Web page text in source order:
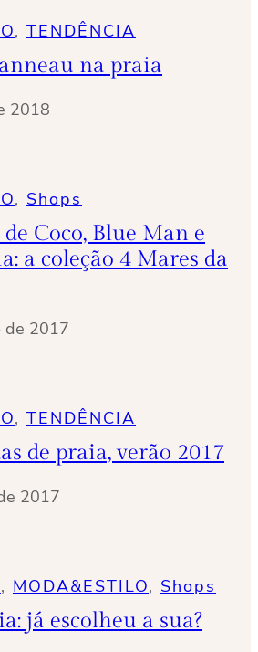
, TENDÊNCIA
na praia
2018
, Shops
Coco, Blue Man e
a coleção 4 Mares da
de 2017
, TENDÊNCIA
de praia, verão 2017
2017
, MODA&ESTILO, Shops
já escolheu a sua?